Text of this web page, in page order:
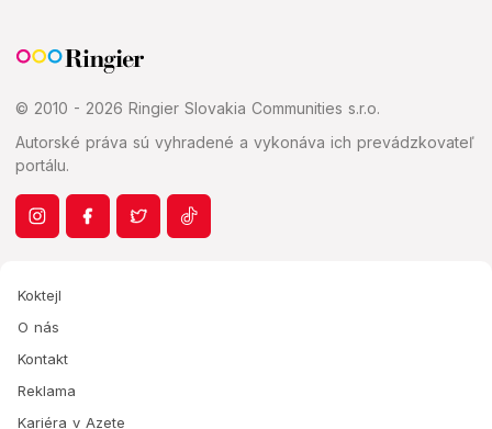
© 2010 - 2026 Ringier Slovakia Communities s.r.o.
Autorské práva sú vyhradené a vykonáva ich prevádzkovateľ
portálu.
Koktejl
O nás
Kontakt
Reklama
Kariéra v Azete